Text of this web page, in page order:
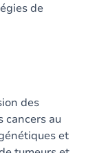
de
des
cancers au
et